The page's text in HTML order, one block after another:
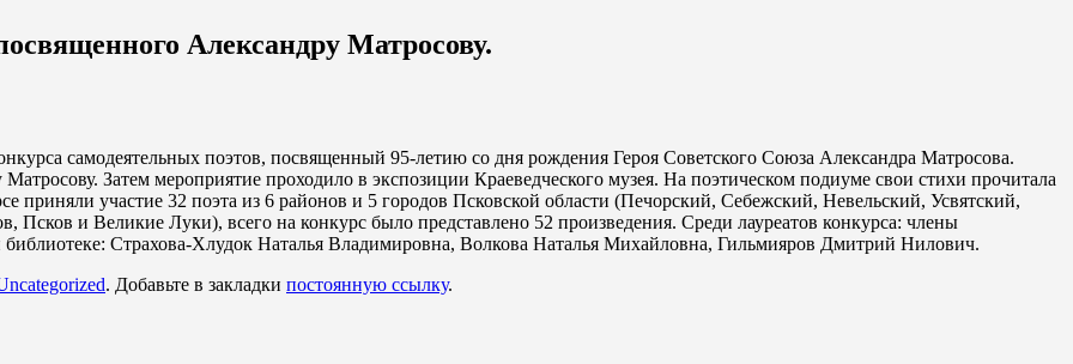
Александру Матросову.
самодеятельных поэтов, посвященный 95-летию со дня рождения Героя Советского Союза Александра Матросова.
Затем мероприятие проходило в экспозиции Краеведческого музея. На поэтическом подиуме свои стихи прочитала
приняли участие 32 поэта из 6 районов и 5 городов Псковской области (Печорский, Себежский, Невельский, Усвятский,
и Великие Луки), всего на конкурс было представлено 52 произведения. Среди лауреатов конкурса: члены
Страхова-Хлудок Наталья Владимировна, Волкова Наталья Михайловна, Гильмияров Дмитрий Нилович.
. Добавьте в закладки постоянную ссылку.